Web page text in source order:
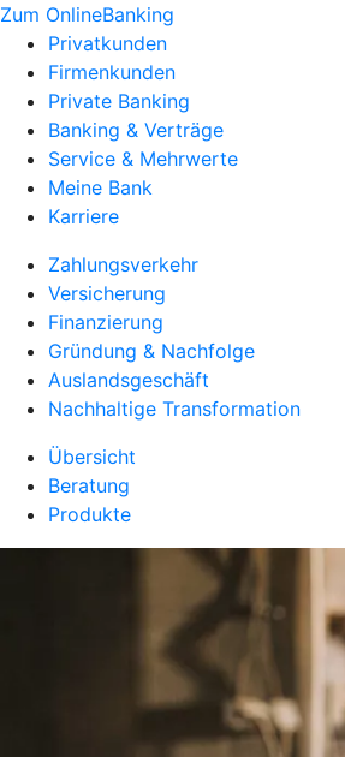
Zum OnlineBanking
Privatkunden
Firmenkunden
Private Banking
Banking & Verträge
Service & Mehrwerte
Meine Bank
Karriere
Zahlungsverkehr
Versicherung
Finanzierung
Gründung & Nachfolge
Auslandsgeschäft
Nachhaltige Transformation
Übersicht
Beratung
Produkte